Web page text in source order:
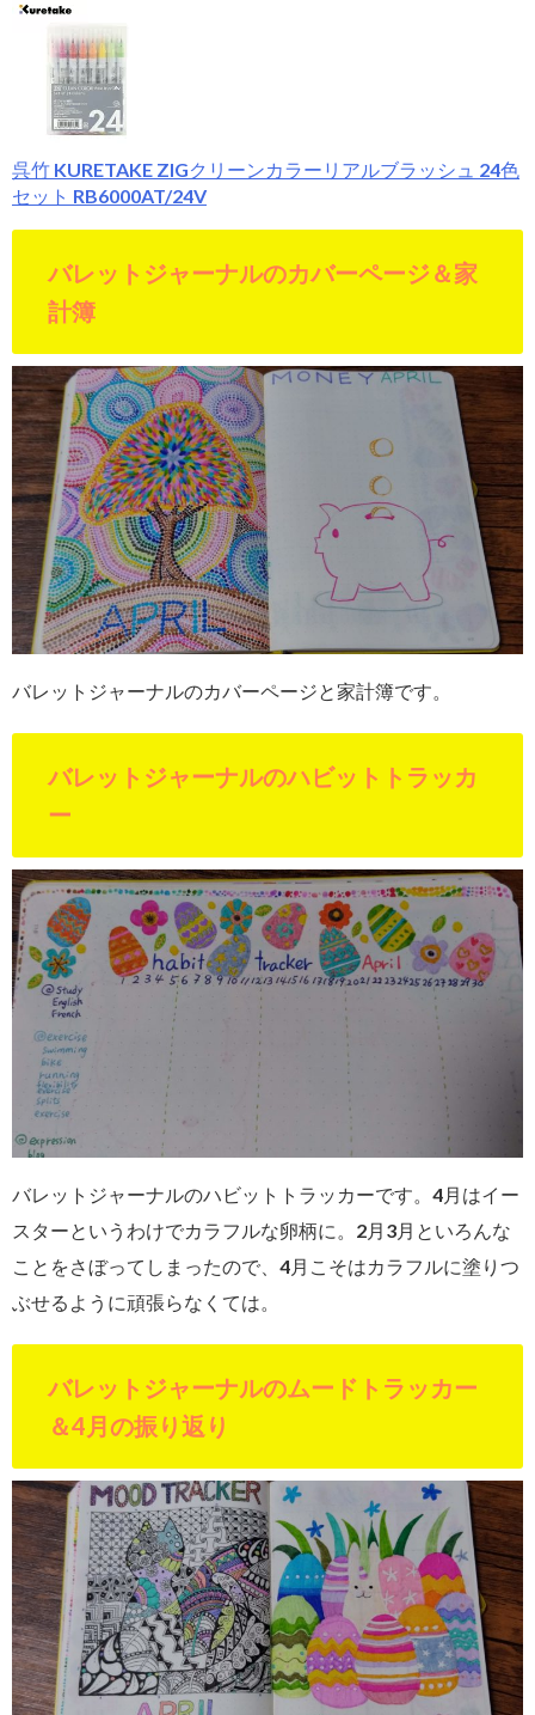
呉竹 KURETAKE ZIGクリーンカラーリアルブラッシュ 24色
セット RB6000AT/24V
バレットジャーナルのカバーページ＆家
計簿
バレットジャーナルのカバーページと家計簿です。
バレットジャーナルのハビットトラッカ
ー
バレットジャーナルのハビットトラッカーです。4月はイー
スターというわけでカラフルな卵柄に。2月3月といろんな
ことをさぼってしまったので、4月こそはカラフルに塗りつ
ぶせるように頑張らなくては。
バレットジャーナルのムードトラッカー
＆4月の振り返り